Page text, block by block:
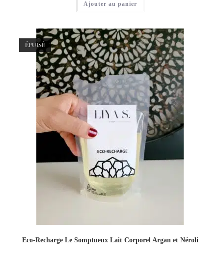
Ajouter au panier
ÉPUISÉ
Eco-Recharge Le Somptueux Lait Corporel Argan et Néroli